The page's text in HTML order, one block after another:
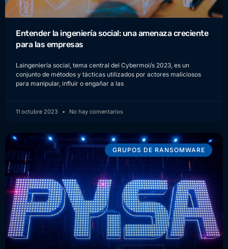
Entender la ingeniería social: una amenaza creciente
para las empresas
Laingeniería social, tema central del Cybermoi/s 2023, es un
conjunto de métodos y tácticas utilizados por actores maliciosos
para manipular, influir o engañar a las
11 octubre 2023 No hay comentarios
GRUPOS DE RANSOMWARE